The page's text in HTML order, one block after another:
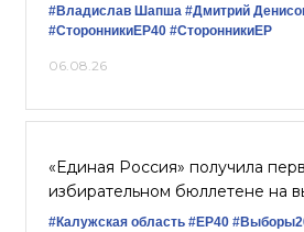
#Владислав Шапша #Дмитрий
#СторонникиЕР40 #СторонникиЕР
06.08.26
«Единая Россия» получила
избирательном бюллетене на
#Калужская область #ЕР40